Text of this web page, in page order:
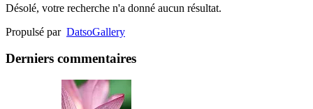
Désolé, votre recherche n'a donné aucun résultat.
Propulsé par DatsoGallery
Derniers commentaires